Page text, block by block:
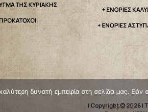
ΤΗΣ ΚΥΡΙΑΚΗΣ
+ ΕΝΟΡΙΕΣ
+ ΕΝΟΡΙΕΣ
| Copyright © 2026 |
δυνατή εμπειρία στη σελίδα μας. Εάν
Συμφωνώ